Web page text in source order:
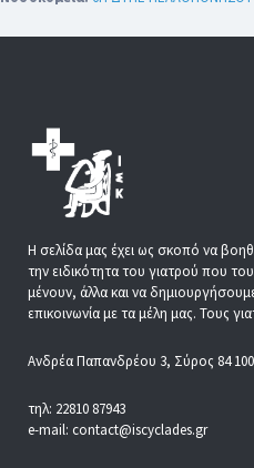
Η σελίδα μας έχει ως σκοπό να
την ειδικότητα του γιατρού που
μένουν, άλλα και να
επικοινωνία με τα μέλη μας. Τους
Ανδρέα Παπανδρέου 3, Σύρος 84 100
τηλ: 22810 87943
e-mail: contact@iscyclades.gr